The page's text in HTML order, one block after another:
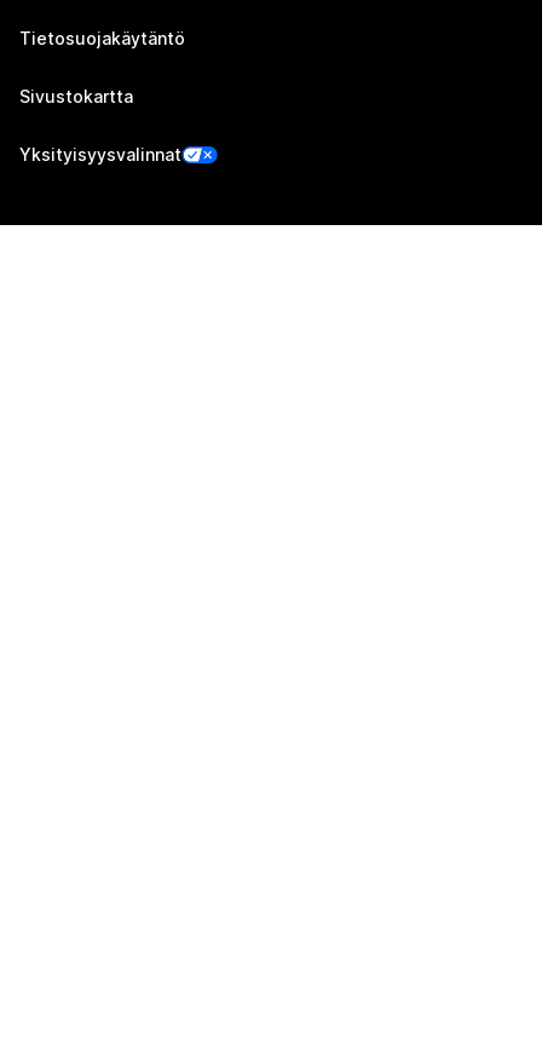
Tietosuojakäytäntö
Sivustokartta
Yksityisyysvalinnat